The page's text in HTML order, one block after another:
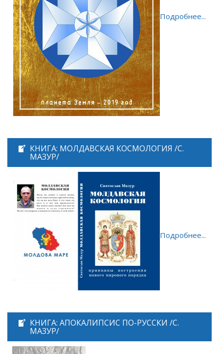
Подробнее...
КНИГА: МОЛДАВСКАЯ КОСМОЛОГИЯ /С.
МАЗУР/
Подробнее...
КНИГА: АПОКАЛИПСИС ПО-РУССКИ /С.
МАЗУР/